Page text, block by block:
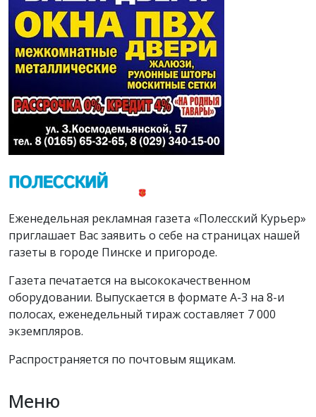
Еженедельная рекламная газета «Полесский Курьер»
приглашает Вас заявить о себе на страницах нашей
газеты в городе Пинске и пригороде.
Газета печатается на высококачественном
оборудовании. Выпускается в формате А-3 на 8-и
полосах, еженедельный тираж составляет 7 000
экземпляров.
Распространяется по почтовым ящикам.
Меню